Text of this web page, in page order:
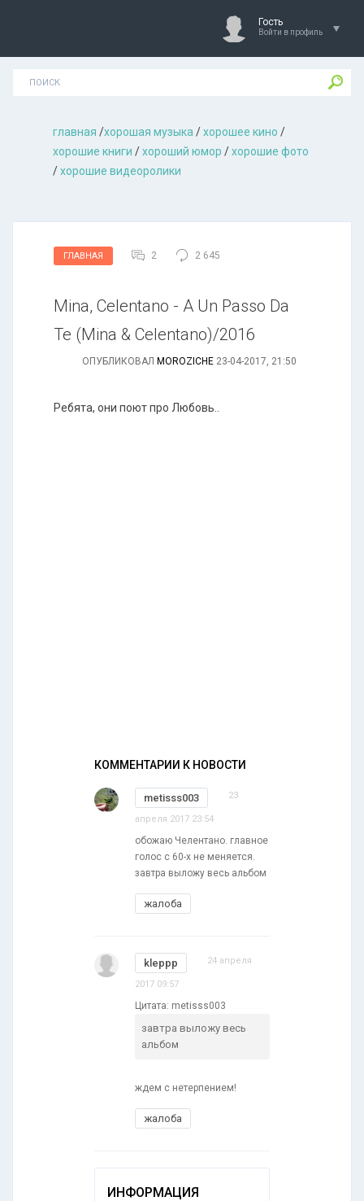
Гость
Войти в профиль
главная /хорошая музыкa /хорошее кино /
хорошие книги /хороший юмор /хорошие фото
/хорошие видеоролики
ГЛАВНАЯ 2 2 645
Mina, Celentano - A Un Passo Da
Te (Mina & Celentano)/2016
ОПУБЛИКОВАЛ MOROZICHE 23-04-2017, 21:50
Ребята, они поют про Любовь..
КОММЕНТАРИИ К НОВОСТИ
metisss003 23
апреля 2017 23:54
обожаю Челентано. главное
голос с 60-х не меняется.
завтра выложу весь альбом
жалоба
kleppp 24 апреля
2017 09:57
Цитата: metisss003
завтра выложу весь
альбом
ждем с нетерпением!
жалоба
ИНФОРМАЦИЯ